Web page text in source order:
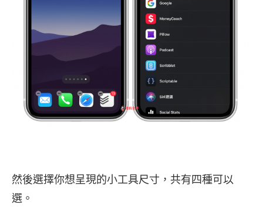
然後選擇你想呈現的小工具尺寸，共有四種可以
選。